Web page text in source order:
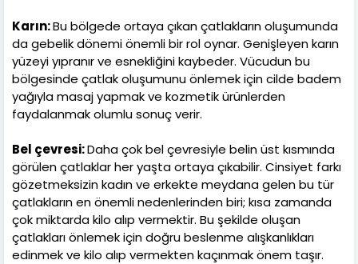
Karın:Bu bölgede ortaya çıkan çatlakların oluşumunda
da gebelik dönemi önemli bir rol oynar. Genişleyen karın
yüzeyi yıpranır ve esnekliğini kaybeder. Vücudun bu
bölgesinde çatlak oluşumunu önlemek için cilde badem
yağıyla masaj yapmak ve kozmetik ürünlerden
faydalanmak olumlu sonuç verir.
Bel çevresi:Daha çok bel çevresiyle belin üst kısmında
görülen çatlaklar her yaşta ortaya çıkabilir. Cinsiyet farkı
gözetmeksizin kadın ve erkekte meydana gelen bu tür
çatlakların en önemli nedenlerinden biri; kısa zamanda
çok miktarda kilo alıp vermektir. Bu şekilde oluşan
çatlakları önlemek için doğru beslenme alışkanlıkları
edinmek ve kilo alıp vermekten kaçınmak önem taşır.